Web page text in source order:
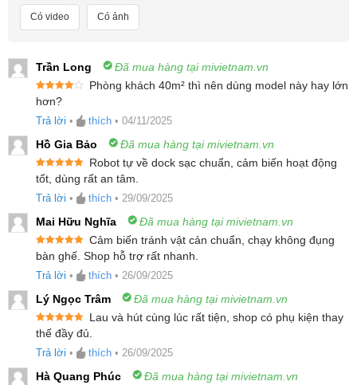
vượt trội
3.Hệ thống lau rung VibraRise 2.0 đánh bay vết bẩn
4.
Trang bị hệ thống chống rối kép hiện đại
Công nghệ nhận diện thảm bằng sóng siêu âm
Cảm biến tránh vật cản Reactive Tech – Di chuyển linh
hoạt, hạn chế va chạm
7.
Điều hướng Precise LiDAR – Lập bản đồ thông minh,
tối ưu lộ trình làm sạch
Lập bản đồ đa tầng, lên lịch làm sạch thông minh
Điều khiển dễ dàng qua ứng dụng Roborock
10.
Thông số kĩ thuật sản phẩm
Ưu điểm nổi bật của robot hút bụi lau nhà
Roborock Q10 VF
Lực hút HyperForce 10.000Pa cho sức mạnh
làm sạch vượt trội
Hệ thống lau rung VibraRise 2.0 đánh bay vết
Có video Có ảnh
Trần Long Đã mua hàng tại mivietnam.vn
Được xếp
hạng 4
sao
Phòng khách 40m² thì nên dùng model này hay lớn
hơn?
Trả lời • thích • 04/11/2025
Hồ Gia Bảo Đã mua hàng tại mivietnam.vn
Được xếp
hạng55
sao
Robot tự về dock sạc chuẩn, cảm biến hoạt động
tốt, dùng rất an tâm.
Trả lời • thích • 29/09/2025
Mai Hữu Nghĩa Đã mua hàng tại mivietnam.vn
Được xếp
hạng 55
sao
Cảm biến tránh vật cản chuẩn, chạy không đụng
bàn ghế. Shop hỗ trợ rất nhanh.
Trả lời • thích • 26/09/2025
Lý Ngọc Trâm Đã mua hàng tại mivietnam.vn
Được xếp
hạng55
sao
Lau và hút cùng lúc rất tiện, shop có phụ kiện thay
thế đầy đủ.
Trả lời • thích • 26/09/2025
Hà Quang Phúc Đã mua hàng tại mivietnam.vn